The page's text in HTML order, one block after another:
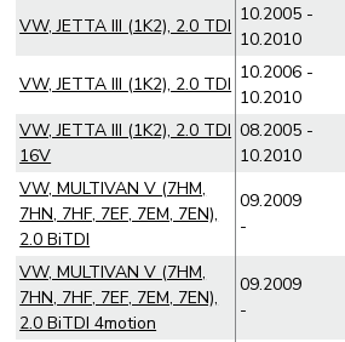
VW, JETTA III (1K2), 2.0 TDI
10.2005 -
10.2010
VW, JETTA III (1K2), 2.0 TDI
10.2006 -
10.2010
VW, JETTA III (1K2), 2.0 TDI
16V
08.2005 -
10.2010
VW, MULTIVAN V (7HM,
7HN, 7HF, 7EF, 7EM, 7EN),
2.0 BiTDI
09.2009
-
VW, MULTIVAN V (7HM,
7HN, 7HF, 7EF, 7EM, 7EN),
2.0 BiTDI 4motion
09.2009
-